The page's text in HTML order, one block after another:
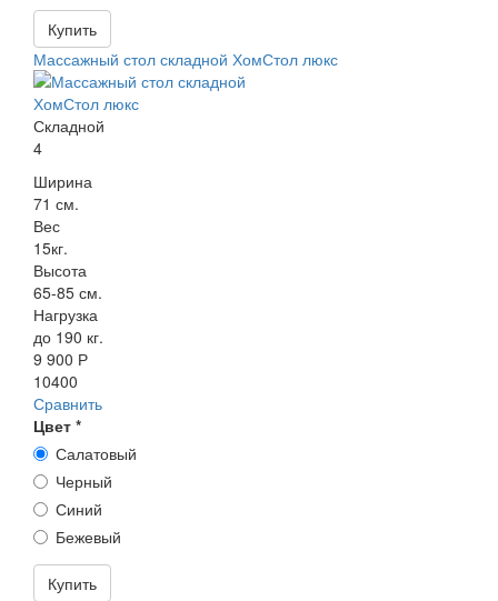
Купить
Массажный стол складной ХомСтол люкс
Складной
4
Ширина
71 см.
Вес
15кг.
Высота
65-85 см.
Нагрузка
до 190 кг.
9 900 Р
10400
Сравнить
Цвет *
Салатовый
Черный
Синий
Бежевый
Купить